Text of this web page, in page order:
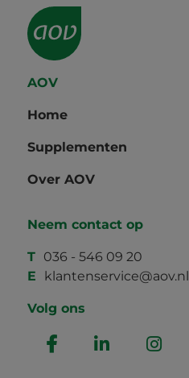
AOV
Home
Supplementen
Over AOV
Neem contact op
T 036 - 546 09 20
E
klantenservice@aov.nl
Volg ons